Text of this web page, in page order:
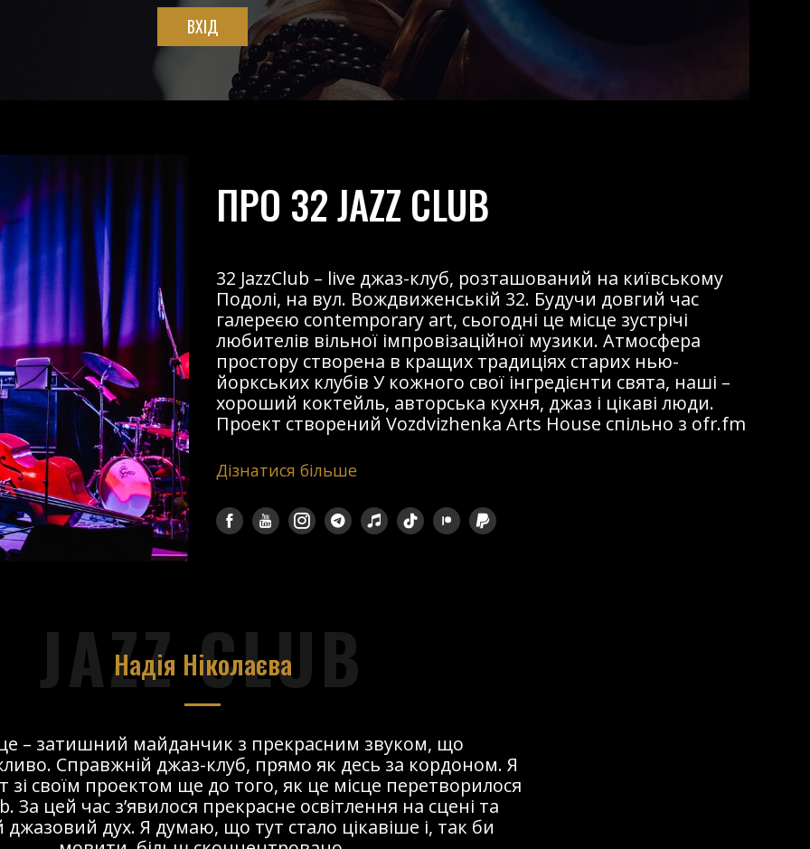
ВХІД
ПРО 32 JAZZ CLUB
32 JazzClub – live джаз-клуб, розташований на київському
Подолі, на вул. Вождвиженській 32. Будучи довгий час
галереєю contemporary art, сьогодні це місце зустрічі
любителів вільної імпровізаційної музики. Атмосфера
простору створена в кращих традиціях старих нью-
йоркських клубів У кожного свої інгредієнти свята, наші –
хороший коктейль, авторська кухня, джаз і цікаві люди.
Проект створений Vozdvizhenka Arts House спільно з ofr.fm
Дізнатися більше
JAZZ CLUB
Надія Ніколаєва
– затишний майданчик з прекрасним звуком, що
Справжній джаз-клуб, прямо як десь за кордоном. Я
зі своїм проектом ще до того, як це місце перетворилося
За цей час з’явилося прекрасне освітлення на сцені та
джазовий дух. Я думаю, що тут стало цікавіше і, так би